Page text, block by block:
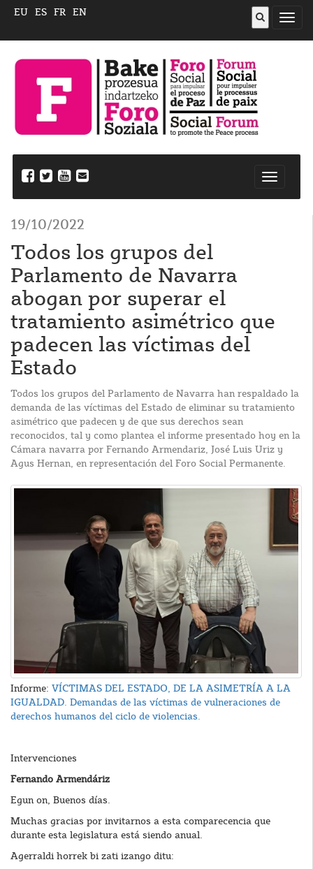
Abrir
EU ES FR EN
19/10/2022
Todos los grupos del
Parlamento de Navarra
abogan por superar el
tratamiento asimétrico que
padecen las víctimas del
Estado
Todos los grupos del Parlamento de Navarra han respaldado la
demanda de las víctimas del Estado de eliminar su tratamiento
asimétrico que padecen y de que sus derechos sean
reconocidos, tal y como plantea el informe presentado hoy en la
Cámara navarra por Fernando Armendariz, José Luis Uriz y
Agus Hernan, en representación del Foro Social Permanente.
Informe: VÍCTIMAS DEL ESTADO, DE LA ASIMETRÍA A LA
IGUALDAD. Demandas de las víctimas de vulneraciones de
derechos humanos del ciclo de violencias.
Intervenciones
Fernando Armendáriz
Egun on, Buenos días.
Muchas gracias por invitarnos a esta comparecencia que
durante esta legislatura está siendo anual.
Agerraldi horrek bi zati izango ditu: